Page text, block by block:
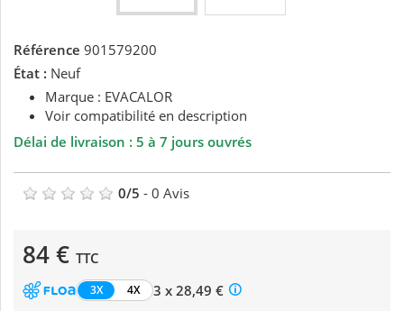
Référence 901579200
État : Neuf
Marque : EVACALOR
Voir compatibilité en description
Délai de livraison : 5 à 7 jours ouvrés
0/5 - 0 Avis
84 € TTC
3X 4X
3 x 28,49 €